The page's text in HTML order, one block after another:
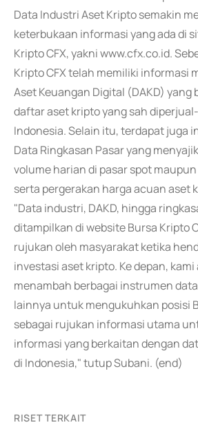
Data Industri Aset Kripto semakin
keterbukaan informasi yang ada di
Kripto CFX, yakni www.cfx.co.id.
Kripto CFX telah memiliki informasi
Aset Keuangan Digital (DAKD) yang
daftar aset kripto yang sah
Indonesia. Selain itu, terdapat juga
Data Ringkasan Pasar yang
volume harian di pasar spot
serta pergerakan harga acuan aset
"Data industri, DAKD, hingga
ditampilkan di website Bursa Kripto
rujukan oleh masyarakat ketika
investasi aset kripto. Ke depan,
menambah berbagai instrumen
lainnya untuk mengukuhkan posisi
sebagai rujukan informasi utama
informasi yang berkaitan dengan
di Indonesia," tutup Subani. (end)
RISET TERKAIT